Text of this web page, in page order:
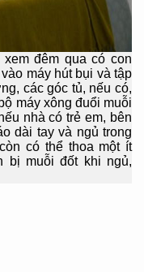
đêm qua có con
máy hút bụi và tập
các góc tủ, nếu có,
máy xông đuổi muỗi
nhà có trẻ em, bên
dài tay và ngủ trong
có thể thoa một ít
bị muỗi đốt khi ngủ,